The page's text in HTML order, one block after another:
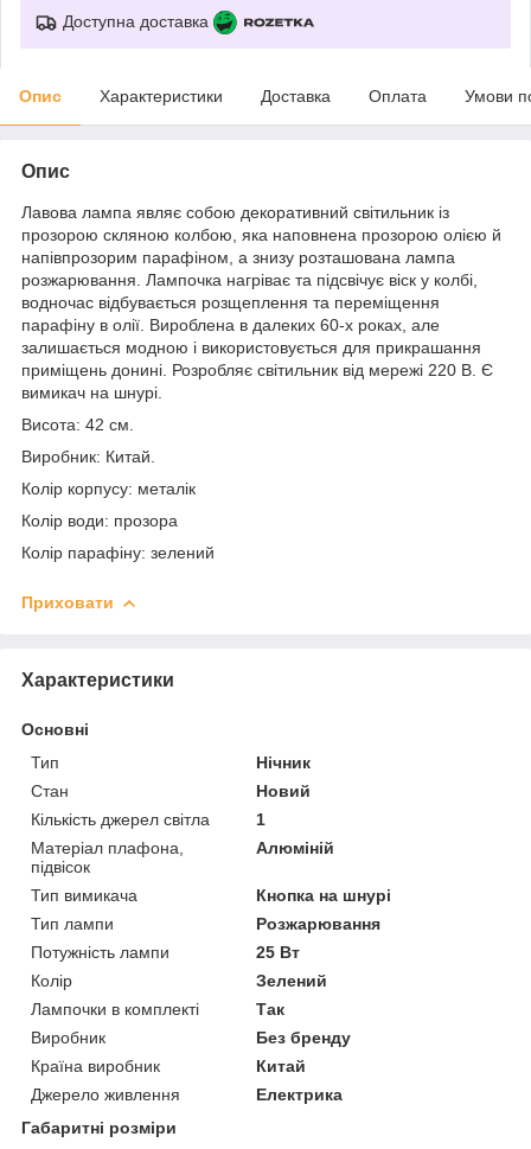
Доступна доставка
Опис Характеристики Доставка Оплата Умови
Опис
Лавова лампа являє собою декоративний світильник із
прозорою скляною колбою, яка наповнена прозорою олією й
напівпрозорим парафіном, а знизу розташована лампа
розжарювання. Лампочка нагріває та підсвічує віск у колбі,
водночас відбувається розщеплення та переміщення
парафіну в олії. Вироблена в далеких 60-х роках, але
залишається модною і використовується для прикрашання
приміщень донині. Розробляє світильник від мережі 220 В. Є
вимикач на шнурі.
Висота: 42 см.
Виробник: Китай.
Колір корпусу: металік
Колір води: прозора
Колір парафіну: зелений
Приховати
Характеристики
Основні
Тип
Нічник
Стан
Новий
Кількість джерел світла
1
Матеріал плафона,
підвісок
Алюміній
Тип вимикача
Кнопка на шнурі
Тип лампи
Розжарювання
Потужність лампи
25 Вт
Колір
Зелений
Лампочки в комплекті
Так
Виробник
Без бренду
Країна виробник
Китай
Джерело живлення
Електрика
Габаритні розміри